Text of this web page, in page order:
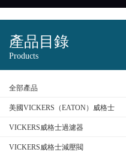
產品目錄
Products
全部產品
美國VICKERS（EATON）威格士
VICKERS威格士過濾器
VICKERS威格士減壓閥